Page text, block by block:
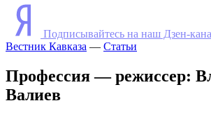
Подписывайтесь на наш Дзен-
Вестник Кавказа — Статьи
Профессия — режиссер:
Валиев